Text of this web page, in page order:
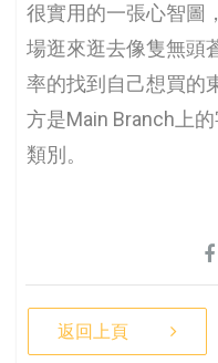
很實用的一張心智圖
場逛來逛去像隻無頭
率的找到自己想買的
方是Main Branch上
類別。
返回上頁